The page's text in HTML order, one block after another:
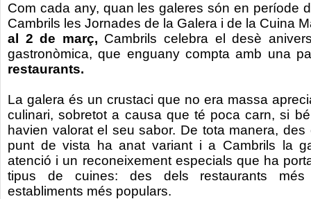
Com cada any, quan les galeres són en període
Cambrils les Jornades de la Galera i de la Cuina
al 2 de març, Cambrils celebra el desè
gastronòmica, que enguany compta amb una
restaurants.
La galera és un crustaci que no era massa
culinari, sobretot a causa que té poca carn, si
havien valorat el seu sabor. De tota manera, des
punt de vista ha anat variant i a Cambrils
la
atenció i un reconeixement especials que ha
tipus
de cuines: des dels restaurants
més
establiments més populars.